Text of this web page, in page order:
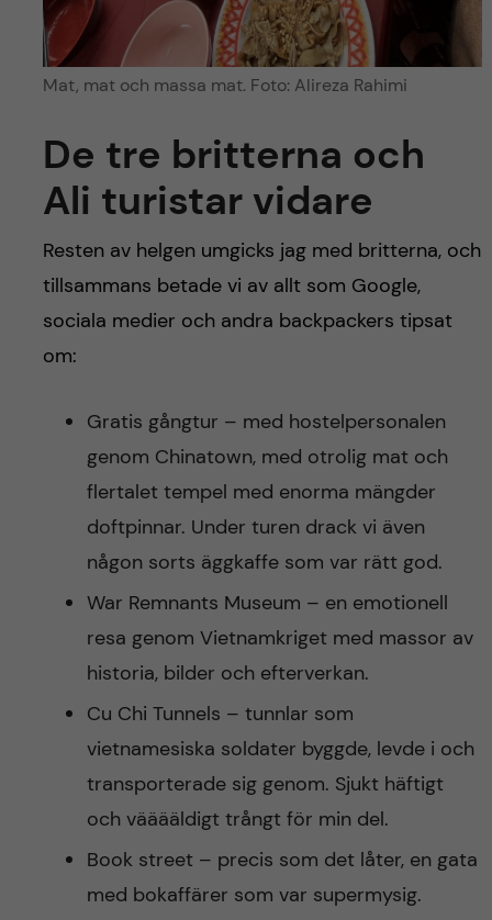
Mat, mat och massa mat. Foto: Alireza Rahimi
De tre britterna och
Ali turistar vidare
Resten av helgen umgicks jag med britterna, och
tillsammans betade vi av allt som Google,
sociala medier och andra backpackers tipsat
om:
Gratis gångtur – med hostelpersonalen
genom Chinatown, med otrolig mat och
flertalet tempel med enorma mängder
doftpinnar. Under turen drack vi även
någon sorts äggkaffe som var rätt god.
War Remnants Museum – en emotionell
resa genom Vietnamkriget med massor av
historia, bilder och efterverkan.
Cu Chi Tunnels – tunnlar som
vietnamesiska soldater byggde, levde i och
transporterade sig genom. Sjukt häftigt
och vääääldigt trångt för min del.
Book street – precis som det låter, en gata
med bokaffärer som var supermysig.